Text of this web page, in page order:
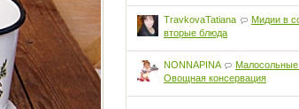
TravkovaTatiana Мидии в
вторые блюда
NONNAPINA Малосольные
Овощная консервация